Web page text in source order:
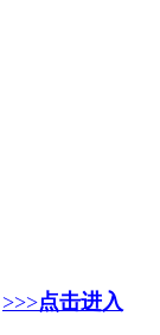
>>>点击进入